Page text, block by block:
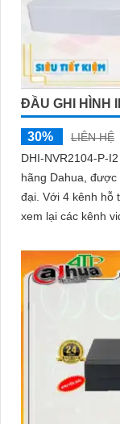
ĐẦU GHI HÌNH
30%
LIÊN HỆ
DHI-NVR2104-P-
hãng Dahua,
đại. Với 4 kênh hỗ trợ đồng thời, nó cho phép ghi hình và
xem lại các kênh